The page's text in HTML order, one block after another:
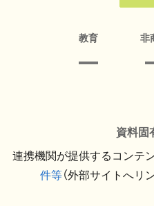
教育 非
資料固
連携機関が提供するコンテン
件等（外部サイトへリ